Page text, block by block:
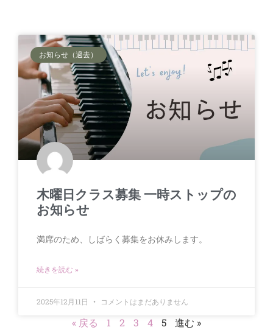
お知らせ（過去）
木曜日クラス募集 一時ストップの
お知らせ
満席のため、しばらく募集をお休みします。
続きを読む »
2025年12月11日 コメントはまだありません
« 戻る 1 2 3 4 5 進む »